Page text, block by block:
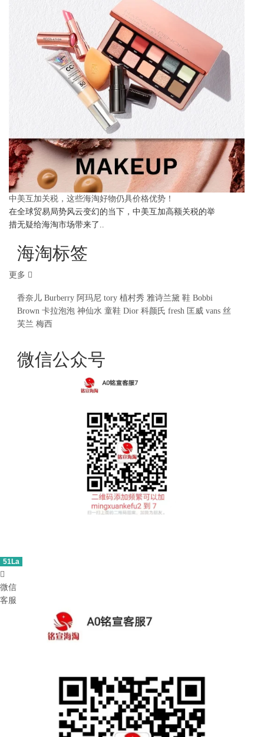
中美互加关税，这些海淘好物仍具价格优势！
在全球贸易局势风云变幻的当下，中美互加高额关税的举
措无疑给海淘市场带来了..
海淘标签
更多
香奈儿 Burberry 阿玛尼 tory 植村秀 雅诗兰黛 鞋 Bobbi
Brown 卡拉泡泡 神仙水 童鞋 Dior 科颜氏 fresh 匡威 vans 丝
芙兰 梅西
微信公众号
51La

微信
客服